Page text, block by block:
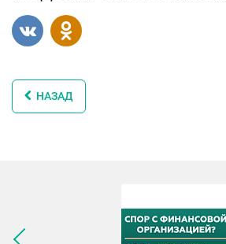
НАЗАД
Следующее изображение